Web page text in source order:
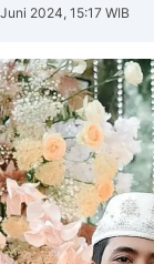
2024, 15:17 WIB